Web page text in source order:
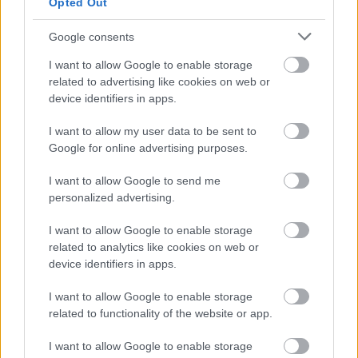
Google consents
I want to allow Google to enable storage
related to advertising like cookies on web or
device identifiers in apps.
I want to allow my user data to be sent to
Google for online advertising purposes.
I want to allow Google to send me
personalized advertising.
I want to allow Google to enable storage
related to analytics like cookies on web or
device identifiers in apps.
I want to allow Google to enable storage
related to functionality of the website or app.
I want to allow Google to enable storage
szeptember 1., 18:00: HC Orli Znojmo-Fehérvár
(Znojmo)
szeptember 1.: EC Red Bull Salzburg-HC Mountfield
České Budějovice (CZE-1) (ET)
szeptember 1.: Graz 99ers-University of Manitoba
(Kapfenberg)
szeptember 2., 20:00: Medvescak Zagreb-HC
Vitkovice Steel (CZE-1.) (Ferdo Spajic emléktorna,
Zágráb)
szeptember 2., 19:15: Acroni Jesenice-Villacher SV
(Jesenice)
szeptember 2., 19:00: Black Wings Linz-ERC
Ingolstadt (GER-1) (Linz)
szeptember 3., 20:00: Medvescak Zagreb-EV Zug
(SUI-1.) (Ferdo Spajic emléktorna, Zágráb)
EHC München (GER-1.) (Ferdo Spajic emléktorna,
Zágráb)